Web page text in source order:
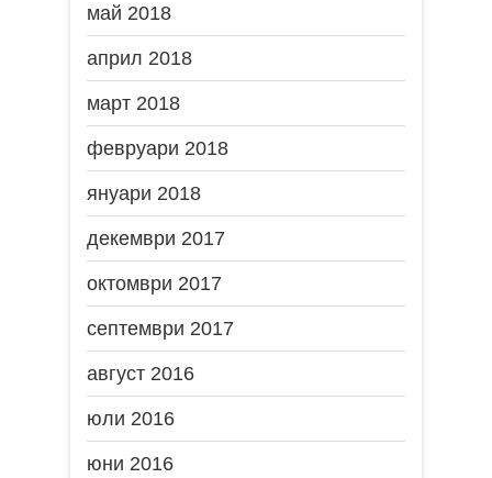
май 2018
април 2018
март 2018
февруари 2018
януари 2018
декември 2017
октомври 2017
септември 2017
август 2016
юли 2016
юни 2016